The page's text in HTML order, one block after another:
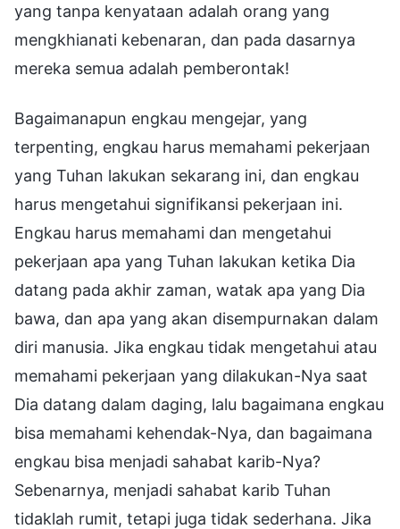
yang tanpa kenyataan adalah orang yang
mengkhianati kebenaran, dan pada dasarnya
mereka semua adalah pemberontak!
Bagaimanapun engkau mengejar, yang
terpenting, engkau harus memahami pekerjaan
yang Tuhan lakukan sekarang ini, dan engkau
harus mengetahui signifikansi pekerjaan ini.
Engkau harus memahami dan mengetahui
pekerjaan apa yang Tuhan lakukan ketika Dia
datang pada akhir zaman, watak apa yang Dia
bawa, dan apa yang akan disempurnakan dalam
diri manusia. Jika engkau tidak mengetahui atau
memahami pekerjaan yang dilakukan-Nya saat
Dia datang dalam daging, lalu bagaimana engkau
bisa memahami kehendak-Nya, dan bagaimana
engkau bisa menjadi sahabat karib-Nya?
Sebenarnya, menjadi sahabat karib Tuhan
tidaklah rumit, tetapi juga tidak sederhana. Jika